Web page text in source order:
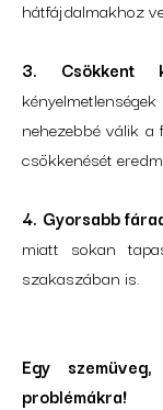
hátfájdalmakhoz
3. Csökkent
nehezebbé válik a
csökkenését
4. Gyorsabb
miatt sokan
szakaszában is.
Egy
problémákra!